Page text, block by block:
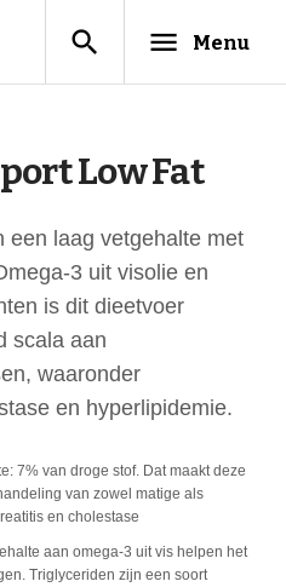
search menu Menu
Low Fat
een laag vetgehalte met
3 uit visolie en
is dit dieetvoer
scala aan
waaronder
en hyperlipidemie.
7% van droge stof. Dat maakt deze
van zowel matige als
en cholestase
aan omega-3 uit vis helpen het
Triglyceriden zijn een soort